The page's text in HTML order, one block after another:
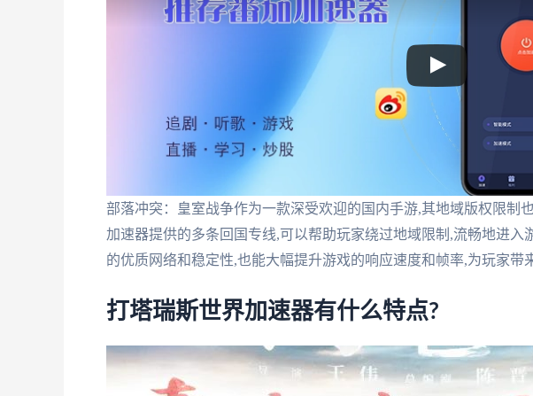
部落冲突：皇室战争作为一款深受欢迎的国内手游,其地域版权限制
加速器提供的多条回国专线,可以帮助玩家绕过地域限制,流畅地进入
的优质网络和稳定性,也能大幅提升游戏的响应速度和帧率,为玩家带
打塔瑞斯世界加速器有什么特点?